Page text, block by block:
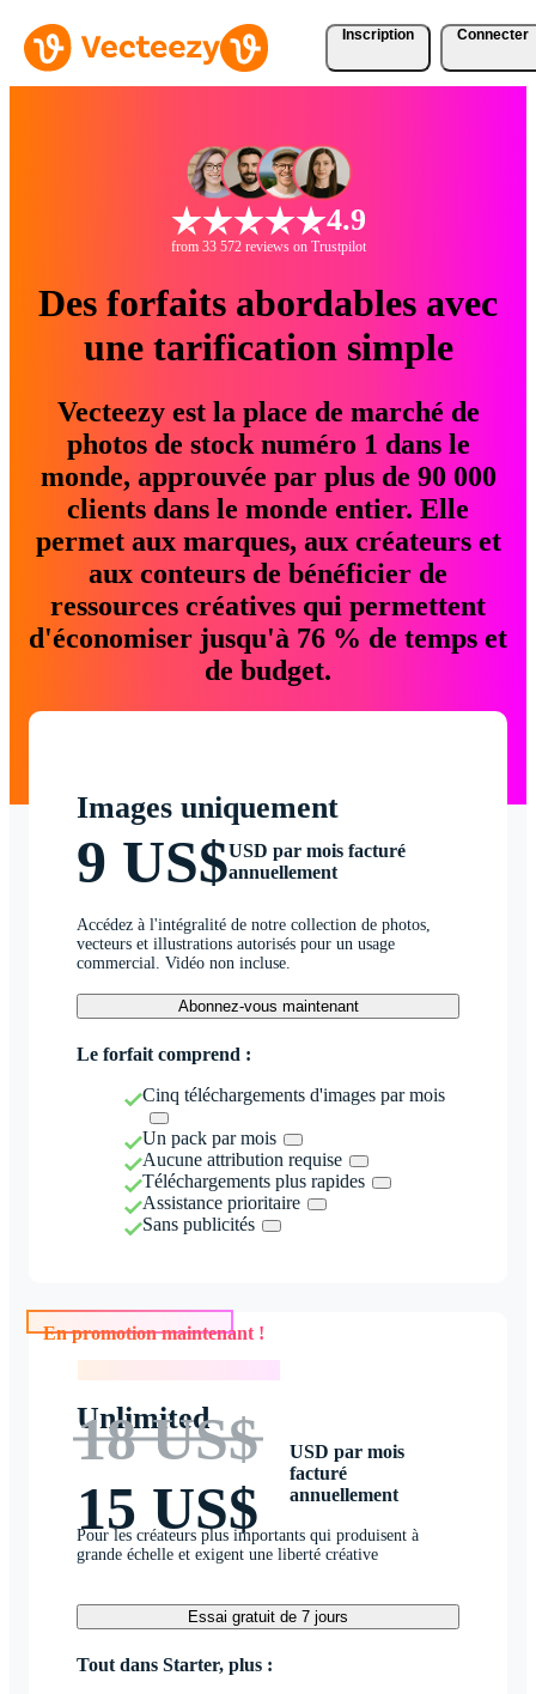
Inscription Connecter
4.9
from 33 572 reviews on Trustpilot
Des forfaits abordables avec
une tarification simple
Vecteezy est la place de marché de
photos de stock numéro 1 dans le
monde, approuvée par plus de 90 000
clients dans le monde entier. Elle
permet aux marques, aux créateurs et
aux conteurs de bénéficier de
ressources créatives qui permettent
d'économiser jusqu'à 76 % de temps et
de budget.
Images uniquement
9 US$USD par mois facturé
annuellement
Accédez à l'intégralité de notre collection de photos,
vecteurs et illustrations autorisés pour un usage
commercial. Vidéo non incluse.
Abonnez-vous maintenant
Le forfait comprend :
Cinq téléchargements d'images par mois
Un pack par mois
Aucune attribution requise
Téléchargements plus rapides
Assistance prioritaire
Sans publicités
En promotion maintenant !
Unlimited
18 US$
15 US$
USD par mois
facturé
annuellement
Pour les créateurs plus importants qui produisent à
grande échelle et exigent une liberté créative
Essai gratuit de 7 jours
Tout dans Starter, plus :